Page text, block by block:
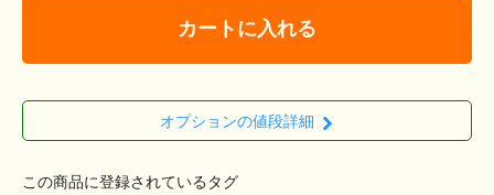
カートに入れる
オプションの値段詳細
この商品に登録されているタグ